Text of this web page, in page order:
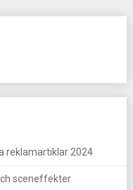
reklamartiklar 2024
sceneffekter